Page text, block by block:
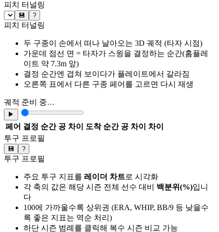
피치 터널링
💾 ?
피치 터널링
두 구종이 손에서 떠나 날아오는 3D 궤적 (타자 시점)
가운데 점선 면 = 타자가 스윙을 결정하는 순간(홈플레
이트 약 7.3m 앞)
결정 순간엔 겹쳐 보이다가 플레이트에서 갈라짐
오른쪽 표에서 다른 구종 페어를 고르면 다시 재생
궤적 준비 중…
▶
페어 결정 순간 공 차이 도착 순간 공 차이
차이
투구 프로필
💾 ?
투구 프로필
주요 투구 지표를 레이더 차트로 시각화
각 축의 값은 해당 시즌 전체 선수 대비 백분위(%)입니
다
100에 가까울수록 상위권 (ERA, WHIP, BB/9 등 낮을수
록 좋은 지표는 역순 처리)
하단 시즌 범례를 클릭해 복수 시즌 비교 가능